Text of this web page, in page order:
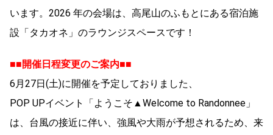
います。2026 年の会場は、高尾山のふもとにある宿泊施
設「タカオネ」のラウンジスペースです！
■■開催日程変更のご案内■■
6月27日(土)に開催を予定しておりました、
POP UPイベント「ようこそ▲Welcome to Randonnee」
は、台風の接近に伴い、強風や大雨が予想されるため、来